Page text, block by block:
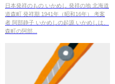
日本発祥のもの いかめし 発祥の地 北海道
道森町 発祥期 1941年（昭和16年） 考案
者 阿部静子 いかめしの起源 いかめしは、
森町の阿部...